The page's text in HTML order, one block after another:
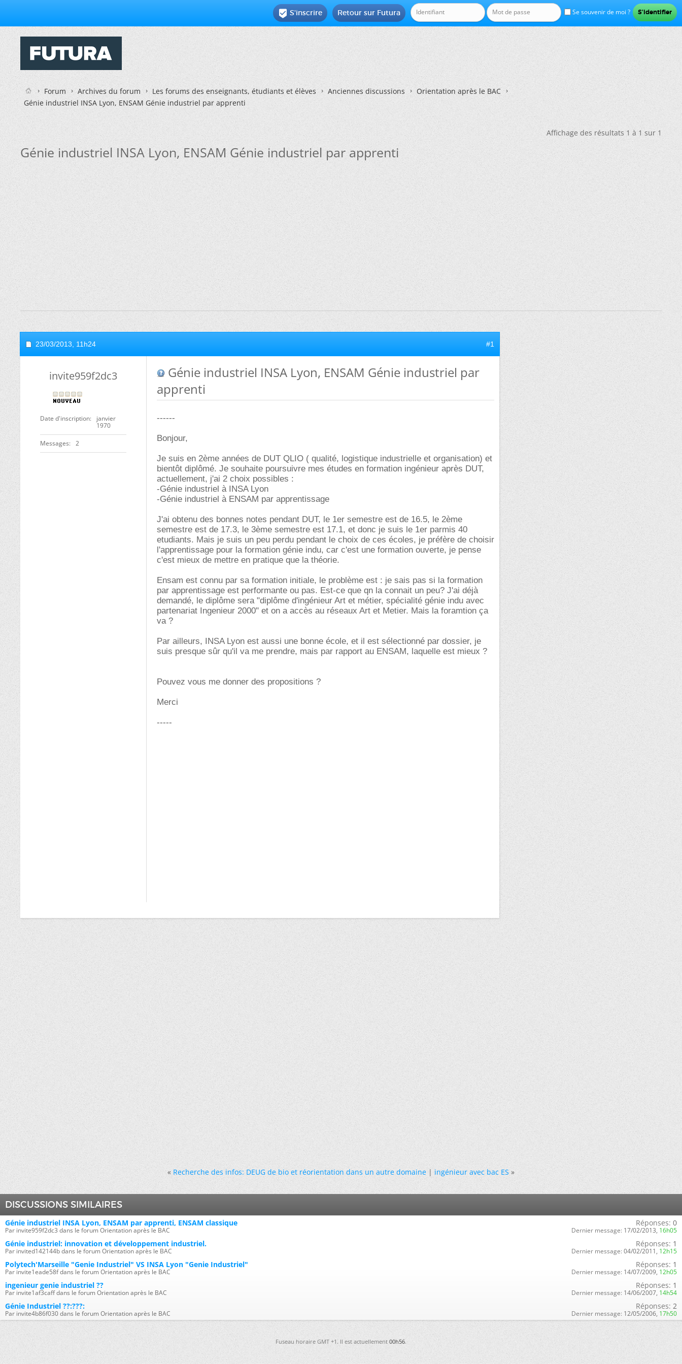
Se souvenir de moi ?
Retour sur Futura
 S'inscrire
Forum Archives du forum Les forums des enseignants, étudiants et élèves Anciennes discussions
Orientation après le BAC
Génie industriel INSA Lyon, ENSAM Génie industriel par apprenti
Affichage des résultats 1 à 1 sur 1
Génie industriel INSA Lyon, ENSAM Génie industriel par apprenti
23/03/2013, 11h24 #1
invite959f2dc3
Date d'inscription
janvier
1970
Messages 2
Génie industriel INSA Lyon, ENSAM Génie industriel par
apprenti
------
Bonjour,
Je suis en 2ème années de DUT QLIO ( qualité, logistique industrielle et organisation) et
bientôt diplômé. Je souhaite poursuivre mes études en formation ingénieur après DUT,
actuellement, j'ai 2 choix possibles :
-Génie industriel à INSA Lyon
-Génie industriel à ENSAM par apprentissage
J'ai obtenu des bonnes notes pendant DUT, le 1er semestre est de 16.5, le 2ème
semestre est de 17.3, le 3ème semestre est 17.1, et donc je suis le 1er parmis 40
etudiants. Mais je suis un peu perdu pendant le choix de ces écoles, je préfère de choisir
l'apprentissage pour la formation génie indu, car c'est une formation ouverte, je pense
c'est mieux de mettre en pratique que la théorie.
Ensam est connu par sa formation initiale, le problème est : je sais pas si la formation
par apprentissage est performante ou pas. Est-ce que qn la connait un peu? J'ai déjà
demandé, le diplôme sera "diplôme d'ingénieur Art et métier, spécialité génie indu avec
partenariat Ingenieur 2000" et on a accès au réseaux Art et Metier. Mais la foramtion ça
va ?
Par ailleurs, INSA Lyon est aussi une bonne école, et il est sélectionné par dossier, je
suis presque sûr qu'il va me prendre, mais par rapport au ENSAM, laquelle est mieux ?
Pouvez vous me donner des propositions ?
Merci
-----
« Recherche des infos: DEUG de bio et réorientation dans un autre domaine|ingénieur avec bac ES »
DISCUSSIONS SIMILAIRES
Génie industriel INSA Lyon, ENSAM par apprenti, ENSAM classique
Par invite959f2dc3 dans le forum Orientation après le BAC
Réponses: 0
Dernier message: 17/02/2013, 16h05
Génie industriel: innovation et développement industriel.
Par invited142144b dans le forum Orientation après le BAC
Réponses: 1
Dernier message: 04/02/2011, 12h15
Polytech'Marseille "Genie Industriel" VS INSA Lyon "Genie Industriel"
Par invite1eade58f dans le forum Orientation après le BAC
Réponses: 1
Dernier message: 14/07/2009, 12h05
ingenieur genie industriel ??
Par invite1af3caff dans le forum Orientation après le BAC
Réponses: 1
Dernier message: 14/06/2007, 14h54
Génie Industriel ??:???:
Par invite4b86f030 dans le forum Orientation après le BAC
Réponses: 2
Dernier message: 12/05/2006, 17h50
Fuseau horaire GMT +1. Il est actuellement00h56.